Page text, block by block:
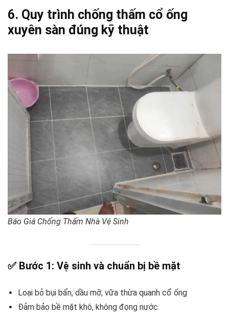
6. Quy trình chống thấm cổ ống
xuyên sàn đúng kỹ thuật
Báo Giá Chống Thấm Nhà Vệ Sinh
✅ Bước 1: Vệ sinh và chuẩn bị bề mặt
Loại bỏ bụi bẩn, dầu mỡ, vữa thừa quanh cổ ống
Đảm bảo bề mặt khô, không đọng nước